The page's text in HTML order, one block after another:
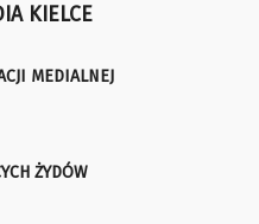
KIELCE
MEDIALNEJ
ŻYDÓW